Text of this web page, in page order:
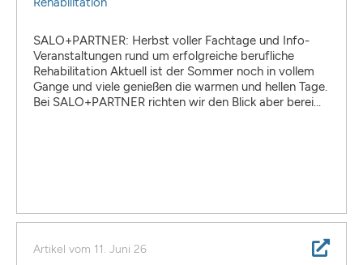
SALO+PARTNER: Herbst voller Fachtage und Info-
Veranstaltungen rund um erfolgreiche berufliche
Rehabilitation Aktuell ist der Sommer noch in vollem
Gange und viele genießen die warmen und hellen Tage.
Bei SALO+PARTNER richten wir den Blick aber berei...
Artikel vom 11. Juni 26